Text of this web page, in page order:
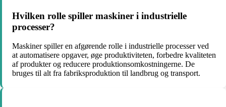
Hvilken rolle spiller maskiner i industrielle
processer?
Maskiner spiller en afgørende rolle i industrielle processer ved
at automatisere opgaver, øge produktiviteten, forbedre kvaliteten
af ​​produkter og reducere produktionsomkostningerne. De
bruges til alt fra fabriksproduktion til landbrug og transport.